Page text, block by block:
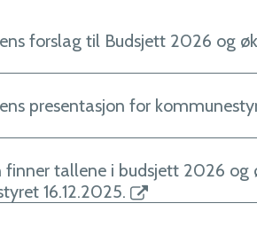
forslag til Budsjett 2026 og
presentasjon for
finner tallene i budsjett 2026
16.12.2025.